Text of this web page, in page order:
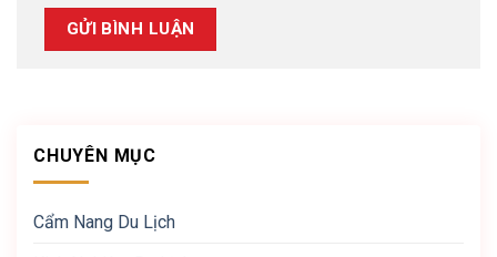
CHUYÊN MỤC
Cẩm Nang Du Lịch